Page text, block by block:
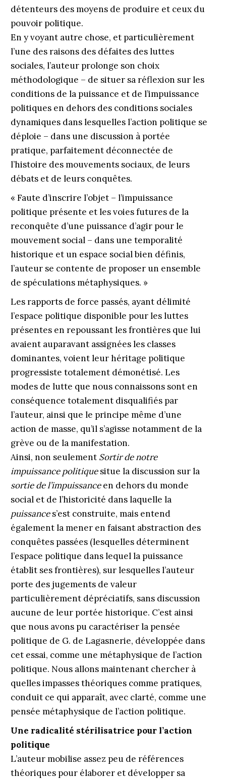
détenteurs des moyens de produire et ceux du
pouvoir politique.
En y voyant autre chose, et particulièrement
l’une des raisons des défaites des luttes
sociales, l’auteur prolonge son choix
méthodologique – de situer sa réflexion sur les
conditions de la puissance et de l’impuissance
politiques en dehors des conditions sociales
dynamiques dans lesquelles l’action politique se
déploie – dans une discussion à portée
pratique, parfaitement déconnectée de
l’histoire des mouvements sociaux, de leurs
débats et de leurs conquêtes.
« Faute d’inscrire l’objet – l’impuissance
politique présente et les voies futures de la
reconquête d’une puissance d’agir pour le
mouvement social – dans une temporalité
historique et un espace social bien définis,
l’auteur se contente de proposer un ensemble
de spéculations métaphysiques. »
Les rapports de force passés, ayant délimité
l’espace politique disponible pour les luttes
présentes en repoussant les frontières que lui
avaient auparavant assignées les classes
dominantes, voient leur héritage politique
progressiste totalement démonétisé. Les
modes de lutte que nous connaissons sont en
conséquence totalement disqualifiés par
l’auteur, ainsi que le principe même d’une
action de masse, qu’il s’agisse notamment de la
grève ou de la manifestation.
Ainsi, non seulement Sortir de notre
impuissance politiquesitue la discussion sur la
sortie de l’impuissanceen dehors du monde
social et de l’historicité dans laquelle la
puissances’est construite, mais entend
également la mener en faisant abstraction des
conquêtes passées (lesquelles déterminent
l’espace politique dans lequel la puissance
établit ses frontières), sur lesquelles l’auteur
porte des jugements de valeur
particulièrement dépréciatifs, sans discussion
aucune de leur portée historique. C’est ainsi
que nous avons pu caractériser la pensée
politique de G. de Lagasnerie, développée dans
cet essai, comme une métaphysique de l’action
politique. Nous allons maintenant chercher à
quelles impasses théoriques comme pratiques,
conduit ce qui apparaît, avec clarté, comme une
pensée métaphysique de l’action politique.
Une radicalité stérilisatrice pour l’action
politique
L’auteur mobilise assez peu de références
théoriques pour élaborer et développer sa